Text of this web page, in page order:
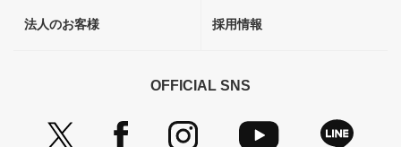
法人のお客様 採用情報
OFFICIAL SNS